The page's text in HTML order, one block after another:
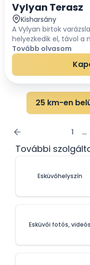
Vylyan Terasz
Kisharsány
A Vylyan birtok
helyezkedik el, távol a
Mediterrán hangulatú
a Szársomlyóra és a
Tovább olvasom
25 km-en
1 ...
További
Esküvőhelyszín
Esküvői fotós, videós